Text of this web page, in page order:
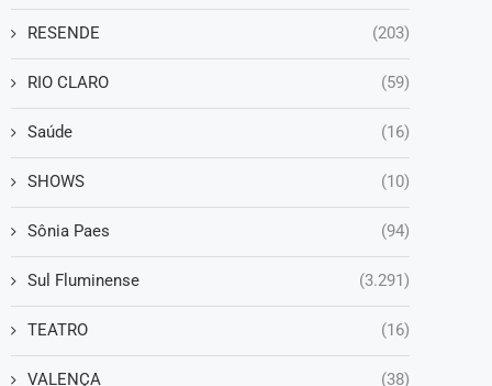
RESENDE (203)
RIO CLARO (59)
Saúde (16)
SHOWS (10)
Sônia Paes (94)
Sul Fluminense (3.291)
TEATRO (16)
VALENÇA (38)